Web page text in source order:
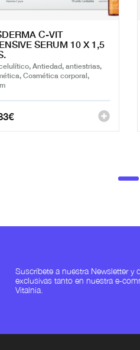
C-VIT
SERUM 10 X 1,5
Antiedad, antiestrias,
Cosmética corporal,
€
Suscríbete a nuestra Newsletter y
exclusivas tanto en nuestra e-
Vitalnia.